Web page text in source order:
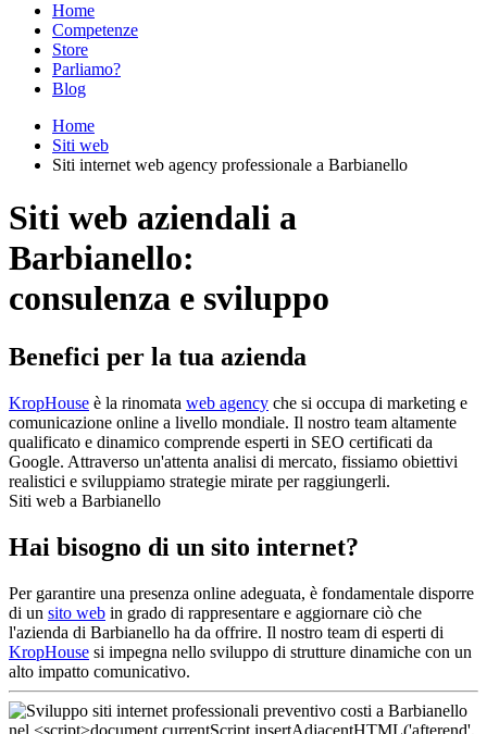
Home
Competenze
Store
Parliamo?
Blog
Home
Siti web
Siti internet web agency professionale a Barbianello
Siti web aziendali a
Barbianello:
consulenza e sviluppo
Benefici per la tua azienda
KropHouse è la rinomata web agency che si occupa di marketing e
comunicazione online a livello mondiale. Il nostro team altamente
qualificato e dinamico comprende esperti in SEO certificati da
Google. Attraverso un'attenta analisi di mercato, fissiamo obiettivi
realistici e sviluppiamo strategie mirate per raggiungerli.
Siti web a Barbianello
Hai bisogno di un sito internet?
Per garantire una presenza online adeguata, è fondamentale disporre
di un sito web in grado di rappresentare e aggiornare ciò che
l'azienda di Barbianello ha da offrire. Il nostro team di esperti di
KropHouse si impegna nello sviluppo di strutture dinamiche con un
alto impatto comunicativo.